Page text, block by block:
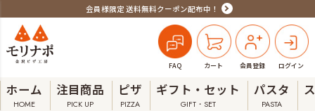
会員様限定 送料無料クーポン配布中！
FAQ カート 会員登録 ログイン
ホーム
HOME
注目商品
PICK UP
ピザ
PIZZA
ギフト・セット
GIFT・SET
パスタ
PASTA